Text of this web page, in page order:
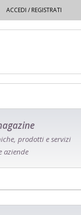
ACCEDI / REGISTRATI
prodotti e servizi
aziende